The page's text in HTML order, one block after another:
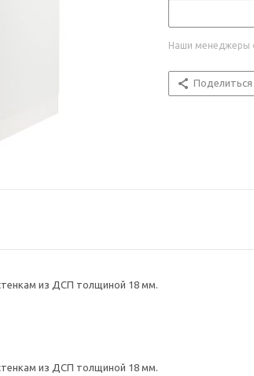
Наши менеджеры
Поделиться
из ДСП толщиной 18 мм.
из ДСП толщиной 18 мм.